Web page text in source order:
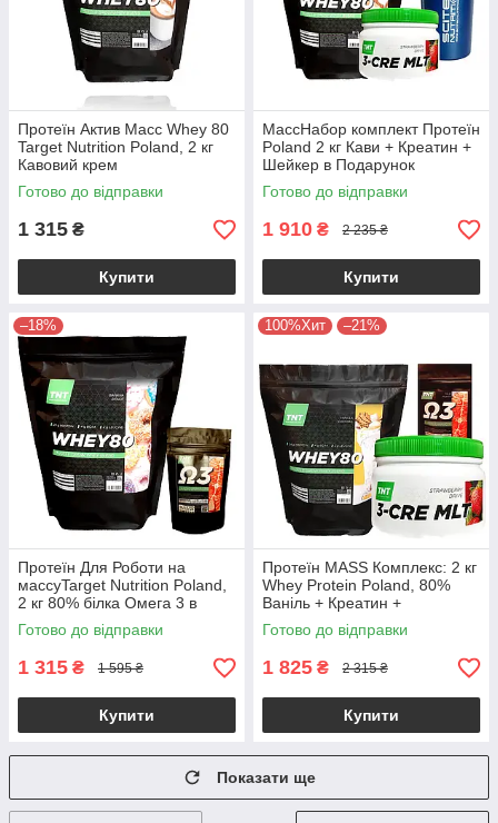
Протеїн Актив Масс Whey 80
Target Nutrition Poland, 2 кг
Кавовий крем
Готово до відправки
1 315 ₴
Купити
МассНабор комплект Протеїн
Poland 2 кг Кави + Креатин +
Шейкер в Подарунок
Готово до відправки
1 910 ₴ 2 235 ₴
Купити
–18%
Протеїн Для Роботи на
массуTarget Nutrition Poland,
2 кг 80% білка Омега 3 в
подарунок
Готово до відправки
1 315 ₴ 1 595 ₴
Купити
100%Хит –21%
Протеїн MASS Комплекс: 2 кг
Whey Protein Poland, 80%
Ваніль + Креатин +
Кардіопротектор у
Подарунок!
Готово до відправки
1 825 ₴ 2 315 ₴
Купити
Показати ще